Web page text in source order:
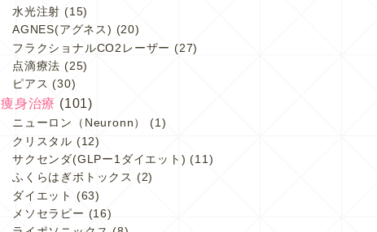
水光注射 (15)
AGNES(アグネス) (20)
フラクショナルCO2レーザー (27)
点滴療法 (25)
ピアス (30)
痩身治療 (101)
ニューロン（Neuronn）
(1)
クリスタル (12)
サクセンダ(GLPー1ダイエット) (11)
ふくらはぎボトックス (2)
ダイエット (63)
メソセラピー (16)